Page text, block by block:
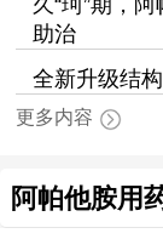
助治
全新升级结
更多内容
阿帕他胺用